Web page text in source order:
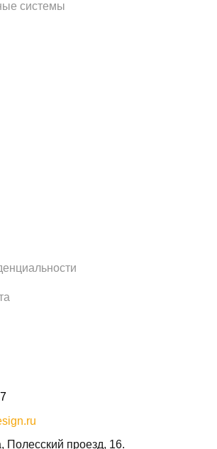
системы
Полесский проезд, 16.